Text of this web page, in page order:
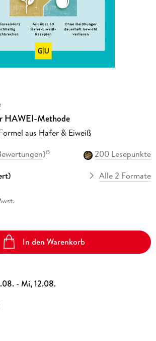
HAWEI-Methode
aus Hafer & Eiweiß
)15
200 Lesepunkte
Alle 2 Formate
In den Warenkorb
- Mi, 12.08.